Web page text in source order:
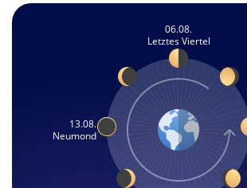
06.08.
Letztes Viertel
13.08.
Neumond